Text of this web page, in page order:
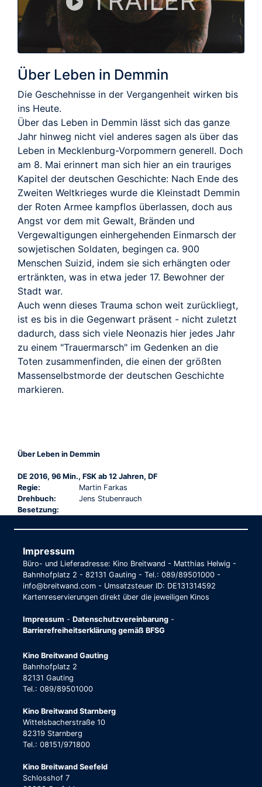
Über Leben in Demmin
Die Geschehnisse in der Vergangenheit wirken bis
ins Heute.
Über das Leben in Demmin lässt sich das ganze
Jahr hinweg nicht viel anderes sagen als über das
Leben in Mecklenburg-Vorpommern generell. Doch
am 8. Mai erinnert man sich hier an ein trauriges
Kapitel der deutschen Geschichte: Nach Ende des
Zweiten Weltkrieges wurde die Kleinstadt Demmin
der Roten Armee kampflos überlassen, doch aus
Angst vor dem mit Gewalt, Bränden und
Vergewaltigungen einhergehenden Einmarsch der
sowjetischen Soldaten, begingen ca. 900
Menschen Suizid, indem sie sich erhängten oder
ertränkten, was in etwa jeder 17. Bewohner der
Stadt war.
Auch wenn dieses Trauma schon weit zurückliegt,
ist es bis in die Gegenwart präsent - nicht zuletzt
dadurch, dass sich viele Neonazis hier jedes Jahr
zu einem "Trauermarsch" im Gedenken an die
Toten zusammenfinden, die einen der größten
Massenselbstmorde der deutschen Geschichte
markieren.
Über Leben in Demmin
DE 2016, 96 Min., FSK ab 12 Jahren, DF
Regie:
Martin Farkas
Drehbuch:
Jens Stubenrauch
Besetzung:
Impressum
Büro- und Lieferadresse: Kino Breitwand - Matthias Helwig -
Bahnhofplatz 2 - 82131 Gauting - Tel.: 089/89501000 -
info@breitwand.com - Umsatzsteuer ID: DE131314592
Kartenreservierungen direkt über die jeweiligen Kinos
Impressum - Datenschutzvereinbarung -
Barrierefreiheitserklärung gemäß BFSG
Kino Breitwand Gauting
Bahnhofplatz 2
82131 Gauting
Tel.: 089/89501000
Kino Breitwand Starnberg
Wittelsbacherstraße 10
82319 Starnberg
Tel.: 08151/971800
Kino Breitwand Seefeld
Schlosshof 7